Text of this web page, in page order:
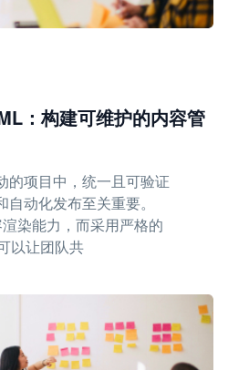
：构建可维护的内容管
的项目中，统一且可验证
动化发布至关重要。
染能力，而采用严格的
以让团队共